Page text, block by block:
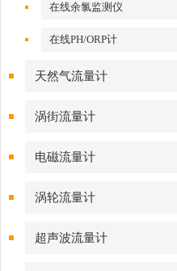
在线余氯监测仪
在线PH/ORP计
天然气流量计
涡街流量计
电磁流量计
涡轮流量计
超声波流量计